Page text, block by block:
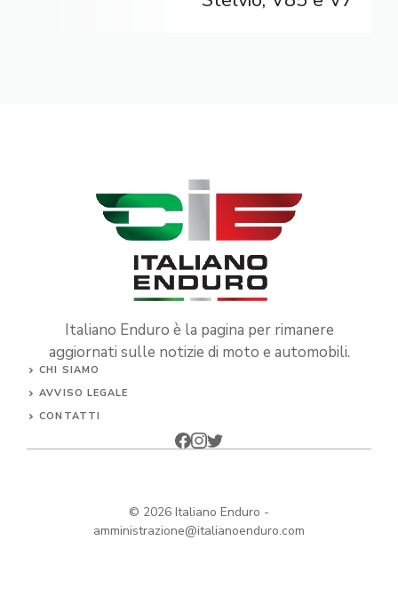
Italiano Enduro è la pagina per rimanere
aggiornati sulle notizie di moto e automobili.
CHI SIAMO
AVVISO LEGALE
CONTATTI
© 2026 Italiano Enduro -
amministrazione@italianoenduro.com